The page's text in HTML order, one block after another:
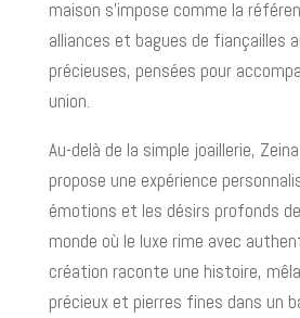
maison s’impose comme la
alliances et bagues de fiançailles
précieuses, pensées pour
union.
Au-delà de la simple joaillerie,
propose une expérience
émotions et les désirs profonds
monde où le luxe rime avec
création raconte une histoire,
précieux et pierres fines dans un